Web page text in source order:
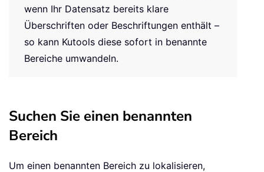
wenn Ihr Datensatz bereits klare
Überschriften oder Beschriftungen enthält –
so kann Kutools diese sofort in benannte
Bereiche umwandeln.
Suchen Sie einen benannten
Bereich
Um einen benannten Bereich zu lokalisieren,